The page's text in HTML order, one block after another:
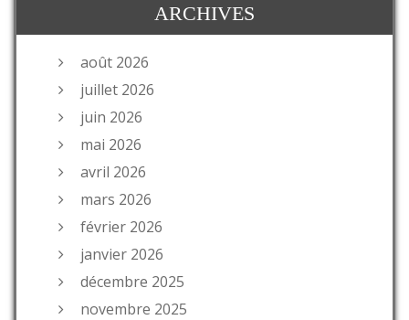
ARCHIVES
août 2026
juillet 2026
juin 2026
mai 2026
avril 2026
mars 2026
février 2026
janvier 2026
décembre 2025
novembre 2025